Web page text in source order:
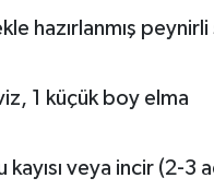
hazırlanmış
1 küçük boy elma
kayısı veya incir (2-3